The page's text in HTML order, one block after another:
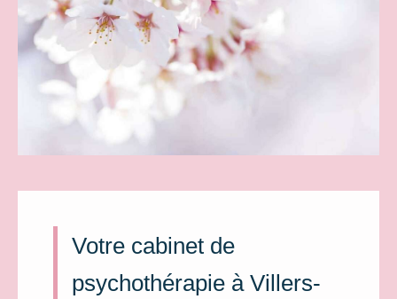
Votre cabinet de
psychothérapie à Villers-